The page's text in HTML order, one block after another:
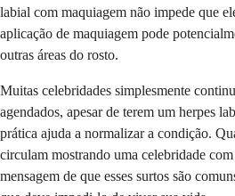
labial com maquiagem não impede que
aplicação de maquiagem pode
outras áreas do rosto.
Muitas celebridades simplesmente
agendados, apesar de terem um herpes
prática ajuda a normalizar a condição.
circulam mostrando uma celebridade
mensagem de que esses surtos são